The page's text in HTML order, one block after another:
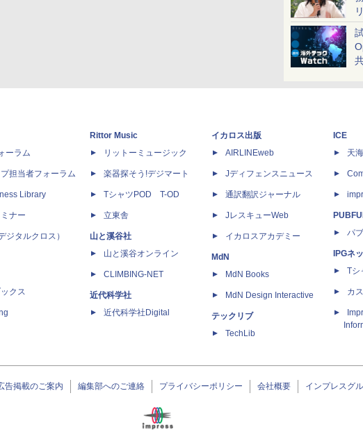
ーラム
担当者フォーラム
Library
ナー
ジタルクロス）
クス
Rittor Music
リットーミュージック
楽器探そう!デジマート
TシャツPOD T-OD
立東舎
山と溪谷社
山と溪谷オンライン
CLIMBING-NET
近代科学社
近代科学社Digital
イカロス出版
AIRLINEweb
Jディフェンスニュース
通訳翻訳ジャーナル
JレスキューWeb
イカロスアカデミー
MdN
MdN Books
MdN Design Interactive
テックリブ
TechLib
ICE
天
パ
IPGネ
Tシ
カ
告掲載のご案内 編集部へのご連絡 プライバシーポリシー 会社概要 インプレスグ